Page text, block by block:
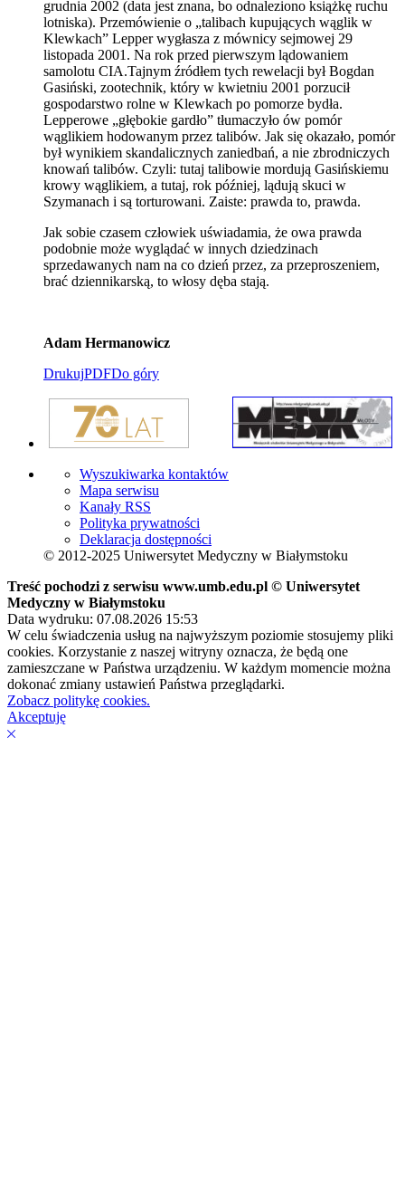
grudnia 2002 (data jest znana, bo odnaleziono książkę ruchu
lotniska). Przemówienie o „talibach kupujących wąglik w
Klewkach” Lepper wygłasza z mównicy sejmowej 29
listopada 2001. Na rok przed pierwszym lądowaniem
samolotu CIA.Tajnym źródłem tych rewelacji był Bogdan
Gasiński, zootechnik, który w kwietniu 2001 porzucił
gospodarstwo rolne w Klewkach po pomorze bydła.
Lepperowe „głębokie gardło” tłumaczyło ów pomór
wąglikiem hodowanym przez talibów. Jak się okazało, pomór
był wynikiem skandalicznych zaniedbań, a nie zbrodniczych
knowań talibów. Czyli: tutaj talibowie mordują Gasińskiemu
krowy wąglikiem, a tutaj, rok później, lądują skuci w
Szymanach i są torturowani. Zaiste: prawda to, prawda.
Jak sobie czasem człowiek uświadamia, że owa prawda
podobnie może wyglądać w innych dziedzinach
sprzedawanych nam na co dzień przez, za przeproszeniem,
brać dziennikarską, to włosy dęba stają.
Adam Hermanowicz
DrukujPDFDo góry
Wyszukiwarka kontaktów
Mapa serwisu
Kanały RSS
Polityka prywatności
Deklaracja dostępności
© 2012-2025 Uniwersytet Medyczny w Białymstoku
Treść pochodzi z serwisu www.umb.edu.pl © Uniwersytet
Medyczny w Białymstoku
Data wydruku: 07.08.2026 15:53
W celu świadczenia usług na najwyższym poziomie stosujemy pliki
cookies. Korzystanie z naszej witryny oznacza, że będą one
zamieszczane w Państwa urządzeniu. W każdym momencie można
dokonać zmiany ustawień Państwa przeglądarki.
Zobacz politykę cookies.
Akceptuję